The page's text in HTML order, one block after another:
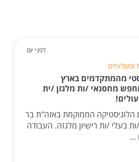
לפני יום
ומשלוחים
מהמתקדמים בארץ
מחסנאי /ות מלגזן /ית
הלוגיסטיקה הממוקמת באזה"ת בר
בעלי /ות רישיון מלגזה. העבודה
...